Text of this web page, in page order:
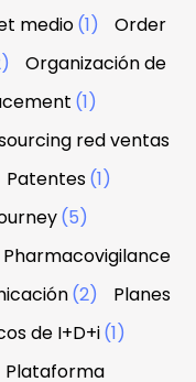
medio(1)
Order
Organización de
(1)
red ventas
Patentes(1)
(5)
Pharmacovigilance
(2)
Planes
de I+D+i(1)
Plataforma